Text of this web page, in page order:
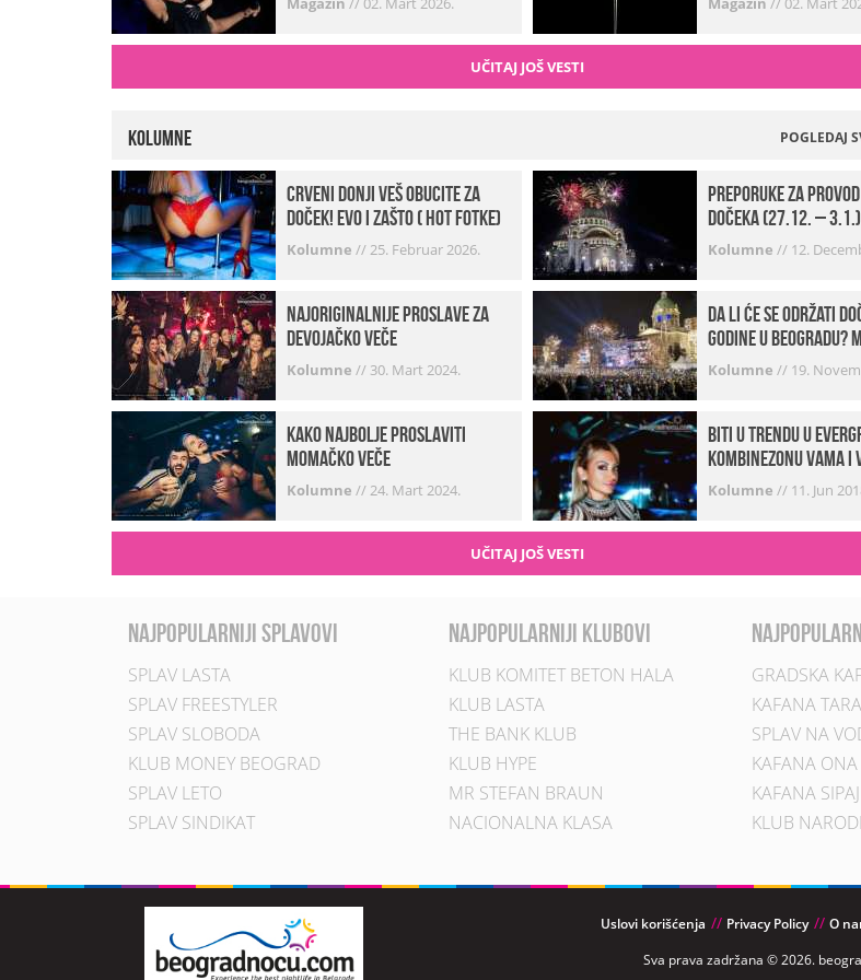
UČITAJ JOŠ VESTI
Kolumne POGLEDAJ
Crveni donji veš obucite za
doček! Evo i zašto ( hot fotke)
Kolumne //25. Februar 2026.
Najoriginalnije proslave za
devojačko veče
Kolumne // 30. Mart 2024.
Kako najbolje proslaviti
momačko veče
Kolumne //24. Mart 2024.
Preporuke za
dočeka (27.12. – 3.1.)
Kolumne // 12.
Da li će se održati
godine u Beogradu?
imamo jako DOBRE
Kolumne // 19.
Biti u trendu u
kombinezonu vama i
frendu
Kolumne // 11. Jun
UČITAJ JOŠ VESTI
najpopularniji splavovi
SPLAV LASTA
SPLAV FREESTYLER
SPLAV SLOBODA
KLUB MONEY BEOGRAD
SPLAV LETO
SPLAV SINDIKAT
najpopularniji klubovi
KLUB KOMITET BETON HALA
KLUB LASTA
THE BANK KLUB
KLUB HYPE
MR STEFAN BRAUN
NACIONALNA KLASA
GRADSKA
KAFANA
SPLAV NA
KAFANA
KAFANA
KLUB
Uslovi korišćenja Privacy Policy O
Sva prava zadržana © 2026.